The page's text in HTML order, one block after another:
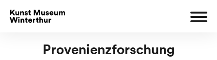
Provenienzforschung